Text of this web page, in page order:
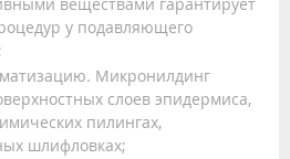
веществами гарантирует
у подавляющего
Микронилдинг
слоев эпидермиса,
пилингах,
шлифловках;